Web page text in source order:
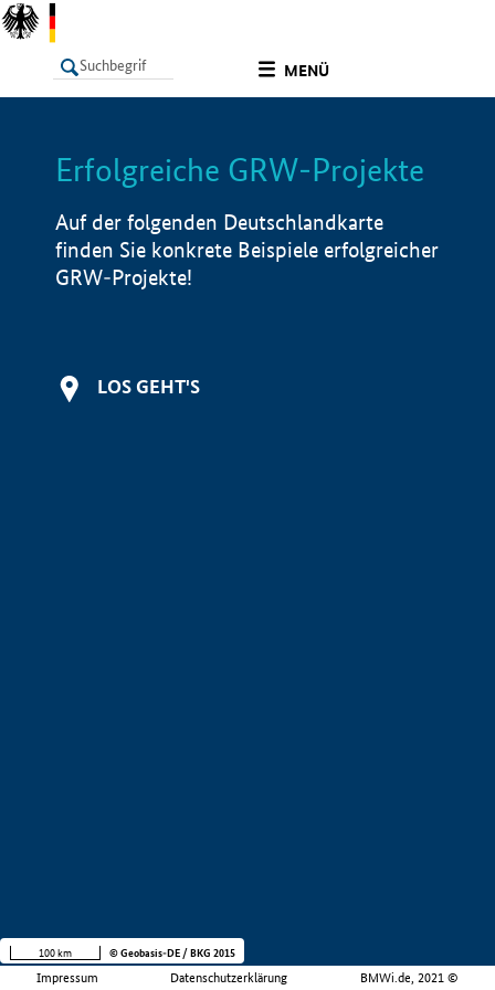
MENÜ
LISTE Info
Erfolgreiche GRW-Projekte
Auf der folgenden Deutschlandkarte
finden Sie konkrete Beispiele erfolgreicher
GRW-Projekte!
LOS GEHT'S
Impressum Datenschutzerklärung BMWi.de, 2021 ©
100 km © Geobasis-DE / BKG 2015